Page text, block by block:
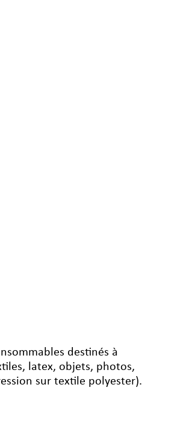
destinés à
latex, objets, photos,
sur textile polyester).